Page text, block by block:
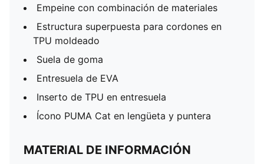
Empeine con combinación de materiales
Estructura superpuesta para cordones en
TPU moldeado
Suela de goma
Entresuela de EVA
Inserto de TPU en entresuela
Ícono PUMA Cat en lengüeta y puntera
MATERIAL DE INFORMACIÓN